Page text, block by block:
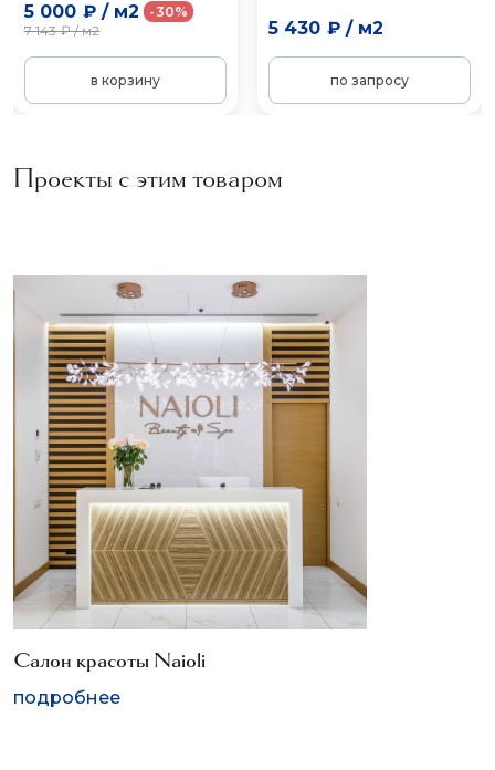
5 000 ₽/ м2
7 143 ₽/м2
-30%
в корзину
5 430 ₽/ м2
по запросу
Проекты с этим товаром
Салон красоты Naioli
подробнее